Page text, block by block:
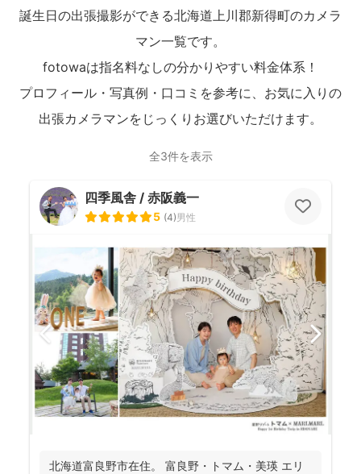
誕生日の出張撮影ができる北海道上川郡新得町のカメラ
マン一覧です。
fotowaは指名料なしの分かりやすい料金体系！
プロフィール・写真例・口コミを参考に、お気に入りの
出張カメラマンをじっくりお選びいただけます。
全3件を表示
四季風舎 / 赤阪義一
5 (4)男性
北海道富良野市在住。 富良野・トマム・美瑛 エリ